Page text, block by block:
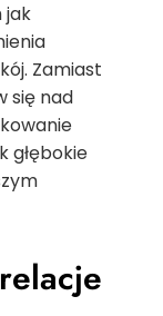
jak
Zamiast
się nad
głębokie